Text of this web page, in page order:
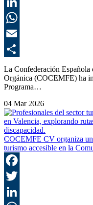
La Confederación Española
Orgánica (COCEMFE) ha
Programa…
04 Mar 2026
COCEMFE CV organiza
turismo accesible en la